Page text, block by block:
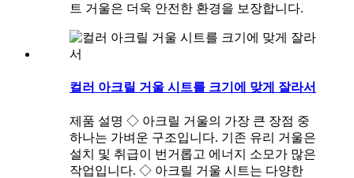
트 거울은 더욱 안전한 환경을 보장합니다.
컬러 아크릴 거울 시트를 크기에 맞게 잘라서
제품 설명 ◇ 아크릴 거울의 가장 큰 장점 중
하나는 가벼운 구조입니다. 기존 유리 거울은
설치 및 취급이 번거롭고 에너지 소모가 많은
작업입니다. ◇ 아크릴 거울 시트는 다양한